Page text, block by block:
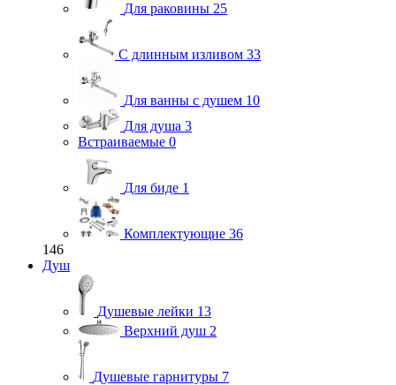
Для раковины 25
С длинным изливом 33
Для ванны с душем 10
Для душа 3
Встраиваемые 0
Для биде 1
Комплектующие 36
146
Душ
Душевые лейки 13
Верхний душ 2
Душевые гарнитуры 7